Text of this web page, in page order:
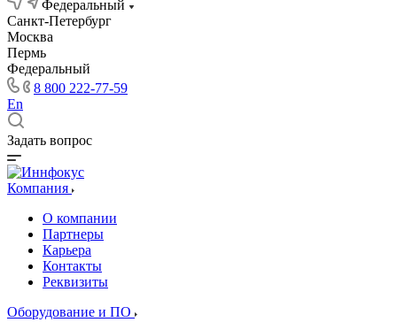
Федеральный
Санкт-Петербург
Москва
Пермь
Федеральный
8 800 222-77-59
En
Задать вопрос
Компания
О компании
Партнеры
Карьера
Контакты
Реквизиты
Оборудование и ПО